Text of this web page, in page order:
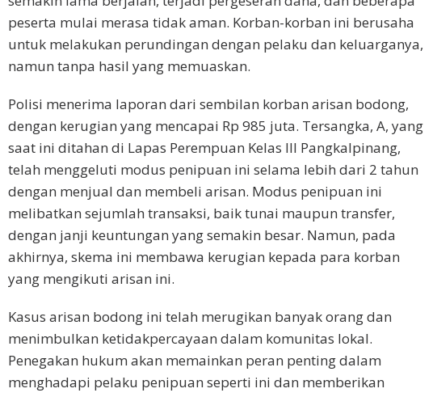
peserta mulai merasa tidak aman. Korban-korban ini berusaha
untuk melakukan perundingan dengan pelaku dan keluarganya,
namun tanpa hasil yang memuaskan.
Polisi menerima laporan dari sembilan korban arisan bodong,
dengan kerugian yang mencapai Rp 985 juta. Tersangka, A, yang
saat ini ditahan di Lapas Perempuan Kelas III Pangkalpinang,
telah menggeluti modus penipuan ini selama lebih dari 2 tahun
dengan menjual dan membeli arisan. Modus penipuan ini
melibatkan sejumlah transaksi, baik tunai maupun transfer,
dengan janji keuntungan yang semakin besar. Namun, pada
akhirnya, skema ini membawa kerugian kepada para korban
yang mengikuti arisan ini.
Kasus arisan bodong ini telah merugikan banyak orang dan
menimbulkan ketidakpercayaan dalam komunitas lokal.
Penegakan hukum akan memainkan peran penting dalam
menghadapi pelaku penipuan seperti ini dan memberikan